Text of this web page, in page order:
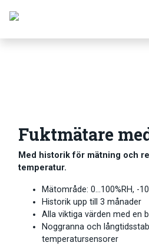
Fuktmätare
Med historik för mätning och
temperatur.
Mätområde: 0…100%RH, -
Historik upp till 3 månader
Alla viktiga värden med en
Noggranna och
temperatursensorer